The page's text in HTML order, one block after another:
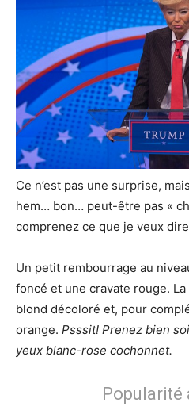
Ce n’est pas une surprise,
hem… bon… peut-être pas «
comprenez ce que je veux
Un petit rembourrage au
foncé et une cravate rouge.
blond décoloré et, pour
orange. Psssit! Prenez bien
yeux blanc-rose cochonnet.
Popularité